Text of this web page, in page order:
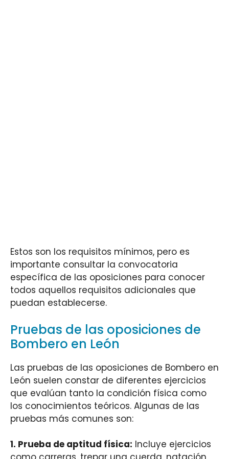
Estos son los requisitos mínimos, pero es
importante consultar la convocatoria
específica de las oposiciones para conocer
todos aquellos requisitos adicionales que
puedan establecerse.
Pruebas de las oposiciones de
Bombero en León
Las pruebas de las oposiciones de Bombero en
León suelen constar de diferentes ejercicios
que evalúan tanto la condición física como
los conocimientos teóricos. Algunas de las
pruebas más comunes son:
1. Prueba de aptitud física: Incluye ejercicios